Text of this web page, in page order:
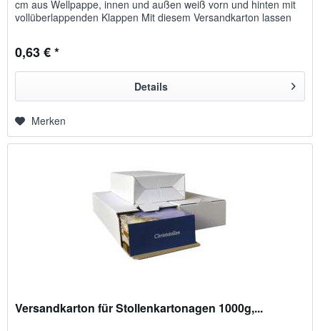
cm aus Wellpappe, innen und außen weiß vorn und hinten mit
vollüberlappenden Klappen Mit diesem Versandkarton lassen
0,63 € *
Details
Merken
Versandkarton für Stollenkartonagen 1000g,...